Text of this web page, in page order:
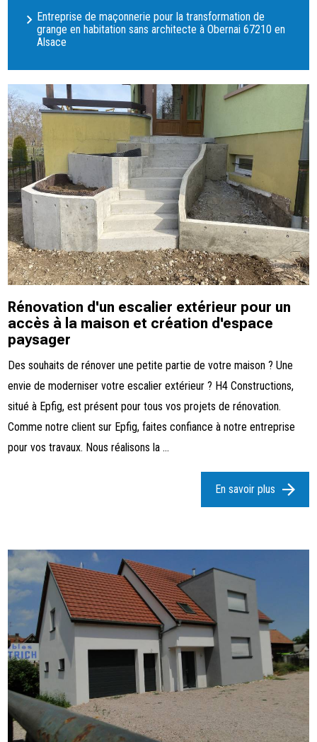
Entreprise de maçonnerie pour la transformation de
grange en habitation sans architecte à Obernai 67210 en
Alsace
Rénovation d'un escalier extérieur pour un
accès à la maison et création d'espace
paysager
Des souhaits de rénover une petite partie de votre maison ? Une
envie de moderniser votre escalier extérieur ? H4 Constructions,
situé à Epfig, est présent pour tous vos projets de rénovation.
Comme notre client sur Epfig, faites confiance à notre entreprise
pour vos travaux. Nous réalisons la ...
En savoir plus